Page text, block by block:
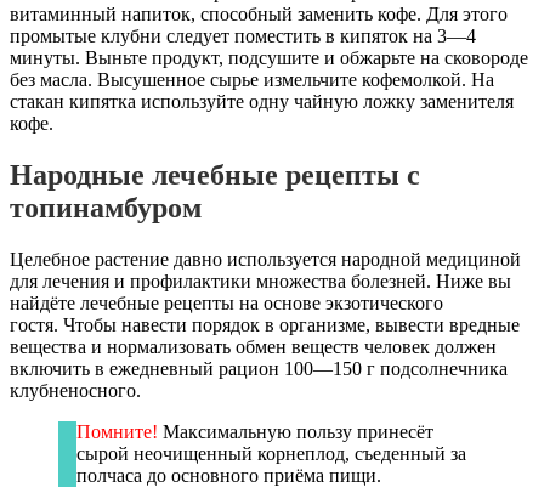
витаминный напиток, способный заменить кофе. Для этого
промытые клубни следует поместить в кипяток на 3—4
минуты. Выньте продукт, подсушите и обжарьте на сковороде
без масла. Высушенное сырье измельчите кофемолкой. На
стакан кипятка используйте одну чайную ложку заменителя
кофе.
Народные лечебные рецепты с
топинамбуром
Целебное растение давно используется народной медициной
для лечения и профилактики множества болезней. Ниже вы
найдёте лечебные рецепты на основе экзотического
гостя. Чтобы навести порядок в организме, вывести вредные
вещества и нормализовать обмен веществ человек должен
включить в ежедневный рацион 100—150 г подсолнечника
клубненосного.
Помните! Максимальную пользу принесёт
сырой неочищенный корнеплод, съеденный за
полчаса до основного приёма пищи.